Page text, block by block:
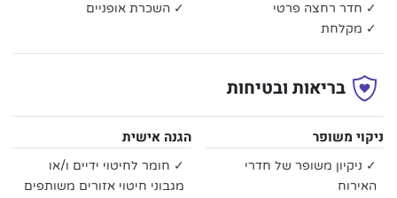
✓ חדר רחצה פרטי
✓ מקלחת
✓ השכרת אופניים
בריאות ובטיחות
ניקוי משופר
✓ ניקיון משופר של חדרי
האירוח
הגנה אישית
✓ חומר לחיטוי ידיים ו/או
מגבוני חיטוי אזורים משותפים